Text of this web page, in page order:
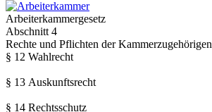
Arbeiterkammergesetz
Abschnitt 4
Rechte und Pflichten der Kammerzugehörigen
§ 12 Wahlrecht
§ 13 Auskunftsrecht
§ 14 Rechtsschutz